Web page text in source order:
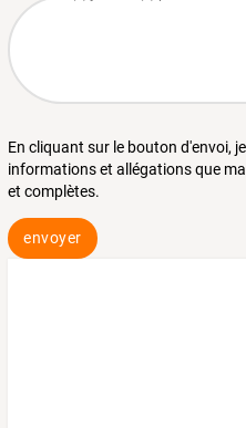
En cliquant sur le bouton d'envoi,
informations et allégations que
et complètes.
envoyer